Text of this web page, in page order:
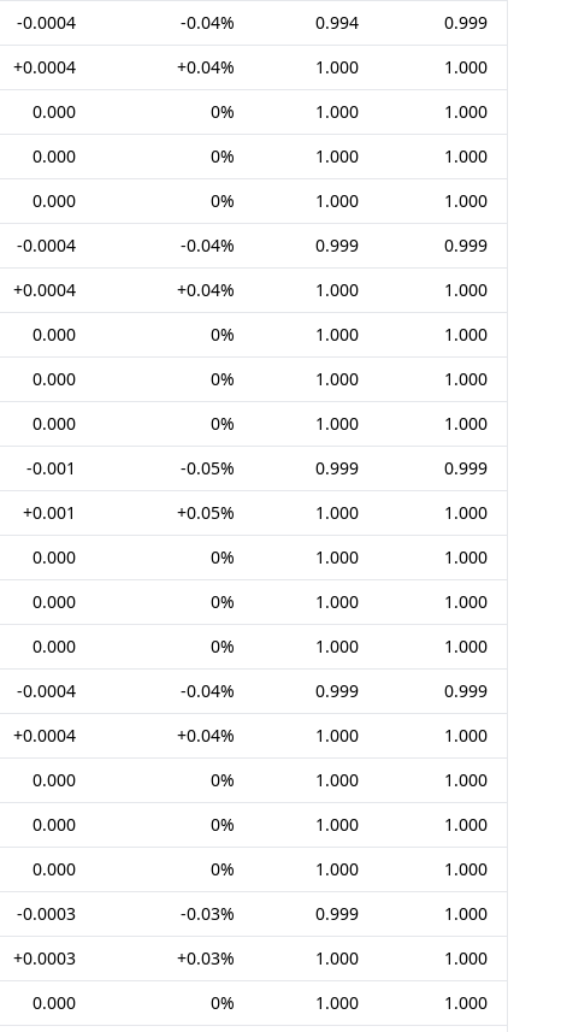
-0.0004 -0.04% 0.994
0.999
+0.0004
+0.04% 1.000
1.000
0.000
0% 1.000
1.000
0.000
0% 1.000
1.000
0.000
0% 1.000
1.000
-0.0004
-0.04% 0.999
0.999
+0.0004
+0.04% 1.000
1.000
0.000
0% 1.000
1.000
0.000
0% 1.000
1.000
0.000
0% 1.000
1.000
-0.001
-0.05% 0.999
0.999
+0.001
+0.05% 1.000
1.000
0.000
0% 1.000
1.000
0.000
0% 1.000
1.000
0.000
0% 1.000
1.000
-0.0004
-0.04% 0.999
0.999
+0.0004
+0.04% 1.000
1.000
0.000
0% 1.000
1.000
0.000
0% 1.000
1.000
0.000
0% 1.000
1.000
-0.0003
-0.03% 0.999
1.000
+0.0003
+0.03% 1.000
1.000
0.000
0% 1.000
1.000